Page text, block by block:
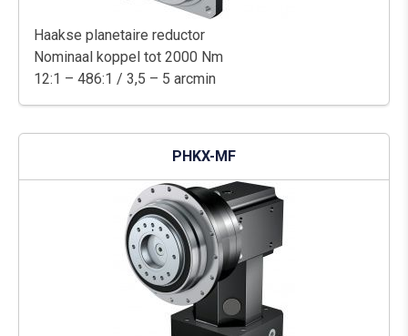
Haakse planetaire reductor
Nominaal koppel tot 2000 Nm
12:1 – 486:1 / 3,5 – 5 arcmin
PHKX-MF